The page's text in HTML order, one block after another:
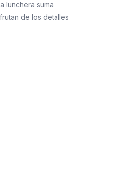
lunchera suma
de los detalles